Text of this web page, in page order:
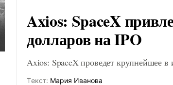
Axios: SpaceX
долларов на IPO
Axios: SpaceX проведет крупнейшее в
Tекст: Мария Иванова